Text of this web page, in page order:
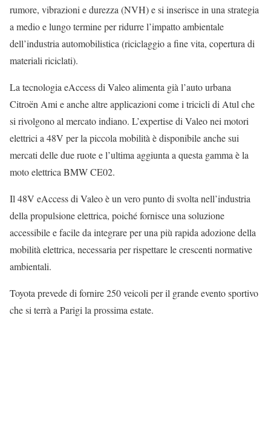
rumore, vibrazioni e durezza (NVH) e si inserisce in una strategia
a medio e lungo termine per ridurre l’impatto ambientale
dell’industria automobilistica (riciclaggio a fine vita, copertura di
materiali riciclati).
La tecnologia eAccess di Valeo alimenta già l’auto urbana
Citroën Ami e anche altre applicazioni come i tricicli di Atul che
si rivolgono al mercato indiano. L’expertise di Valeo nei motori
elettrici a 48V per la piccola mobilità è disponibile anche sui
mercati delle due ruote e l’ultima aggiunta a questa gamma è la
moto elettrica BMW CE02.
Il 48V eAccess di Valeo è un vero punto di svolta nell’industria
della propulsione elettrica, poiché fornisce una soluzione
accessibile e facile da integrare per una più rapida adozione della
mobilità elettrica, necessaria per rispettare le crescenti normative
ambientali.
Toyota prevede di fornire 250 veicoli per il grande evento sportivo
che si terrà a Parigi la prossima estate.